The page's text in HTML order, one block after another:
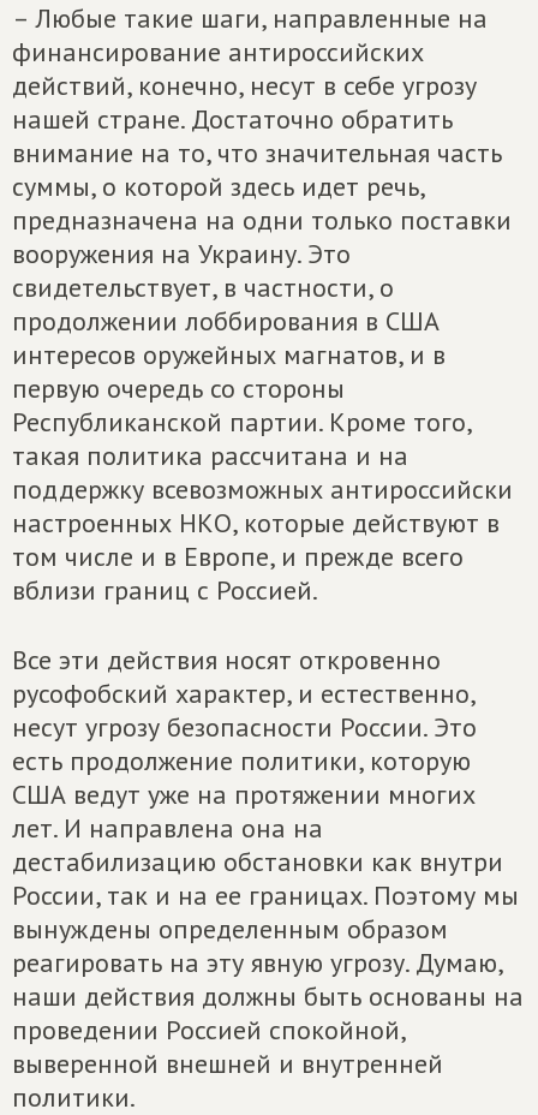
– Любые такие шаги, направленные на
финансирование антироссийских
действий, конечно, несут в себе угрозу
нашей стране. Достаточно обратить
внимание на то, что значительная часть
суммы, о которой здесь идет речь,
предназначена на одни только поставки
вооружения на Украину. Это
свидетельствует, в частности, о
продолжении лоббирования в США
интересов оружейных магнатов, и в
первую очередь со стороны
Республиканской партии. Кроме того,
такая политика рассчитана и на
поддержку всевозможных антироссийски
настроенных НКО, которые действуют в
том числе и в Европе, и прежде всего
вблизи границ с Россией.
Все эти действия носят откровенно
русофобский характер, и естественно,
несут угрозу безопасности России. Это
есть продолжение политики, которую
США ведут уже на протяжении многих
лет. И направлена она на
дестабилизацию обстановки как внутри
России, так и на ее границах. Поэтому мы
вынуждены определенным образом
реагировать на эту явную угрозу. Думаю,
наши действия должны быть основаны на
проведении Россией спокойной,
выверенной внешней и внутренней
политики.